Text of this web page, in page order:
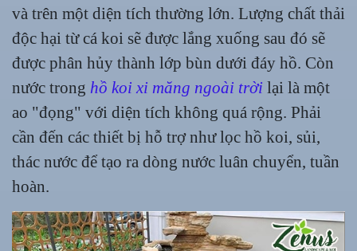
và trên một diện tích thường lớn. Lượng chất thải
độc hại từ cá koi sẽ được lắng xuống sau đó sẽ
được phân hủy thành lớp bùn dưới đáy hồ. Còn
nước trong hồ koi xi măng ngoài trời lại là một
ao "đọng" với diện tích không quá rộng. Phải
cần đến các thiết bị hỗ trợ như lọc hồ koi, sủi,
thác nước để tạo ra dòng nước luân chuyển, tuần
hoàn.